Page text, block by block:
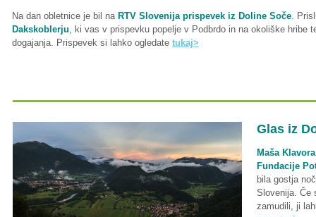
Na dan obletnice je bil na RTV Slovenija prispevek iz Doline Soče.
Dakskoblerju, ki vas v prispevku popelje v Podbrdo in na okoliške hribe
dogajanja. Prispevek si lahko ogledate tukaj>
Glas iz
Maša
Fundacije
bila gostja
Slovenija. Če
zamudili, ji